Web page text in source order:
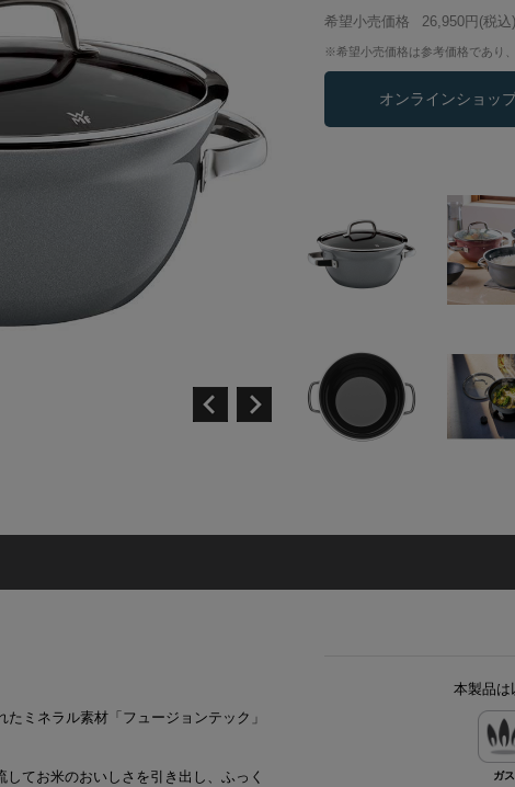
希望小売価格 26,950円 (税込)
※希望小売価格は参考価格であり
オンラインショッ
ミネラル素材「フュージョンテック」
てお米のおいしさを引き出し、ふっく
本製品は
ガス